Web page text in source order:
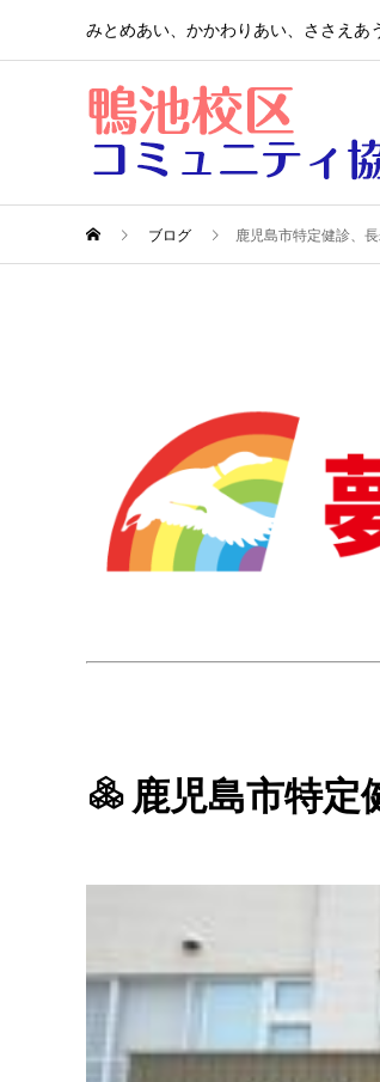
みとめあい、かかわりあい、ささえ
ブログ 鹿児島市特定健診、
鹿児島市特